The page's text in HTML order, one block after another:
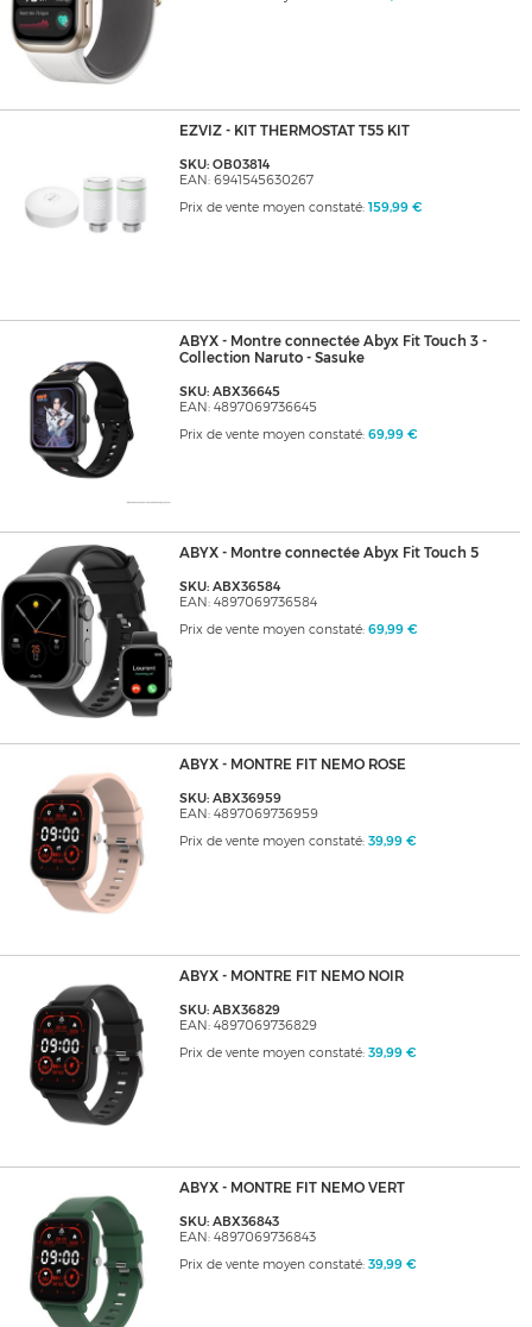
EZVIZ - KIT THERMOSTAT T55 KIT
SKU: OB03814
EAN: 6941545630267
Prix de vente moyen constaté: 159,99 €
ABYX - Montre connectée Abyx Fit Touch 3 -
Collection Naruto - Sasuke
SKU: ABX36645
EAN: 4897069736645
Prix de vente moyen constaté: 69,99 €
ABYX - Montre connectée Abyx Fit Touch 5
SKU: ABX36584
EAN: 4897069736584
Prix de vente moyen constaté: 69,99 €
ABYX - MONTRE FIT NEMO ROSE
SKU: ABX36959
EAN: 4897069736959
Prix de vente moyen constaté: 39,99 €
ABYX - MONTRE FIT NEMO NOIR
SKU: ABX36829
EAN: 4897069736829
Prix de vente moyen constaté: 39,99 €
ABYX - MONTRE FIT NEMO VERT
SKU: ABX36843
EAN: 4897069736843
Prix de vente moyen constaté: 39,99 €